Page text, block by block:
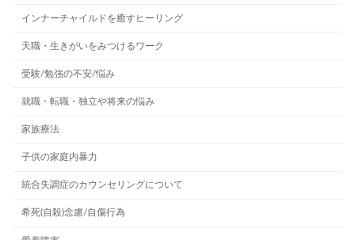
インナーチャイルドを癒すヒーリング
天職・生きがいをみつけるワーク
受験/勉強の不安/悩み
就職・転職・独立や将来の悩み
家族療法
子供の家庭内暴力
統合失調症のカウンセリングについて
希死(自殺)念慮/自傷行為